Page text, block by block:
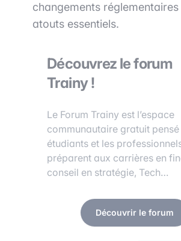
changements
atouts essentiels.
Découvrez le forum
Trainy !
Le Forum Trainy est l’espace
communautaire gratuit
étudiants et les
préparent aux carrières en
conseil en stratégie, Tech…
Découvrir le forum